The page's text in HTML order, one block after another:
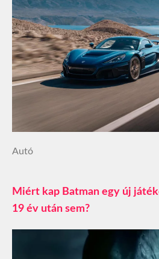
Autó
Miért kap Batman egy új
19 év után sem?